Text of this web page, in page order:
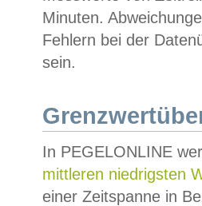
Minuten.
Fehlern bei der
sein.
In PEGELONLINE
mittleren niedrigsten
einer Zeitspanne in